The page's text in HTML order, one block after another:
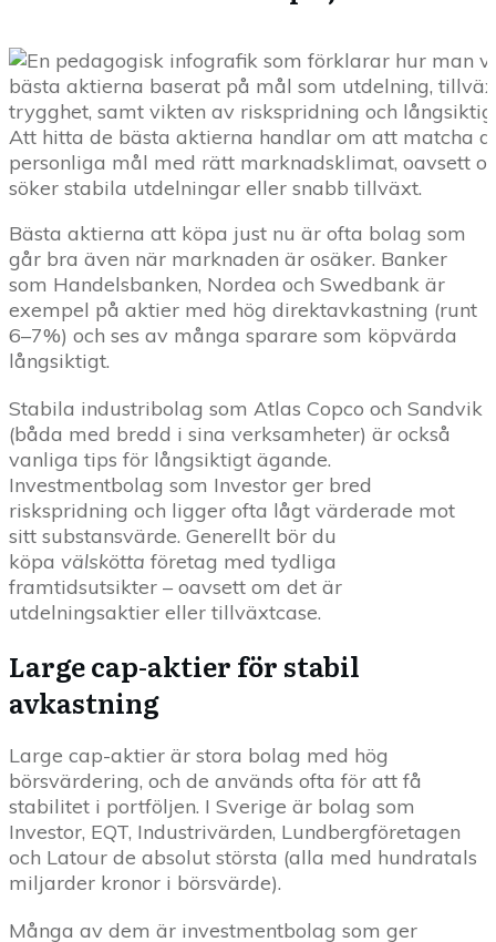
Att hitta de bästa aktierna handlar om att matcha
personliga mål med rätt marknadsklimat, oavsett
söker stabila utdelningar eller snabb tillväxt.
Bästa aktierna att köpa just nu är ofta bolag som
går bra även när marknaden är osäker. Banker
som Handelsbanken, Nordea och Swedbank är
exempel på aktier med hög direktavkastning (runt
6–7%) och ses av många sparare som köpvärda
långsiktigt.
Stabila industribolag som Atlas Copco och Sandvik
(båda med bredd i sina verksamheter) är också
vanliga tips för långsiktigt ägande.
Investmentbolag som Investor ger bred
riskspridning och ligger ofta lågt värderade mot
sitt substansvärde. Generellt bör du
köpa välskötta företag med tydliga
framtidsutsikter – oavsett om det är
utdelningsaktier eller tillväxtcase.
Large cap-aktier för stabil
avkastning
Large cap-aktier är stora bolag med hög
börsvärdering, och de används ofta för att få
stabilitet i portföljen. I Sverige är bolag som
Investor, EQT, Industrivärden, Lundbergföretagen
och Latour de absolut största (alla med hundratals
miljarder kronor i börsvärde).
Många av dem är investmentbolag som ger